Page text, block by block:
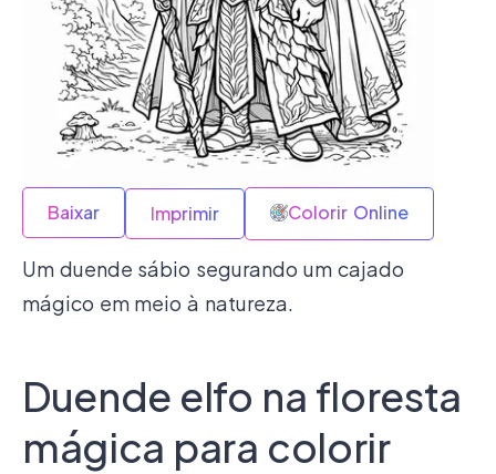
Baixar Imprimir Colorir Online
Um duende sábio segurando um cajado
mágico em meio à natureza.
Duende elfo na floresta
mágica para colorir